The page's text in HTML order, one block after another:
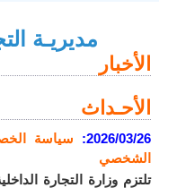
مديريـة
الأخبار
الأحـداث
2026/03/26
:
سياسة
الشخصي
تلتزم وزارة التجارة